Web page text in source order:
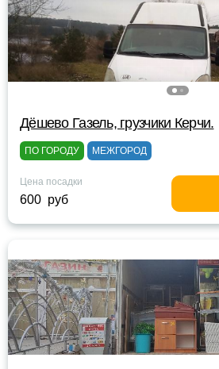
Дёшево Газель, грузчики Керчи.
ПО ГОРОДУ МЕЖГОРОД
Цена посадки
600 руб